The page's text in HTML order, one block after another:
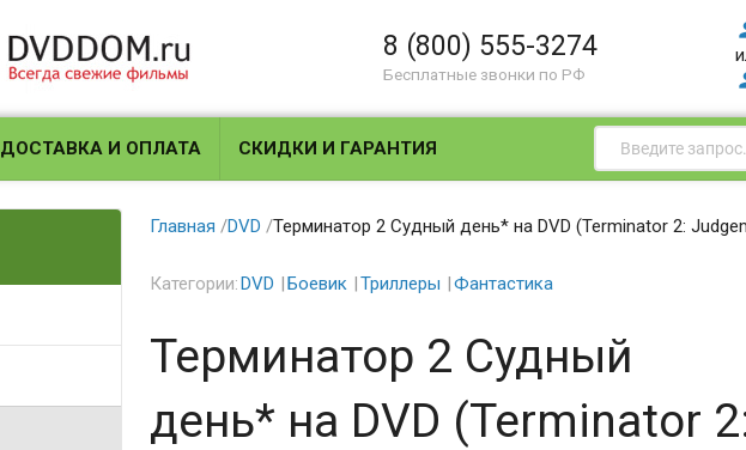
8 (800) 555-3274
Бесплатные звонки по РФ
ДОСТАВКА И ОПЛАТА СКИДКИ И ГАРАНТИЯ
Главная /DVD /Терминатор 2 Судный день* на DVD (Terminator 2:
Категории:DVD Боевик Триллеры Фантастика
Терминатор 2 Судный
день* на DVD (Terminator